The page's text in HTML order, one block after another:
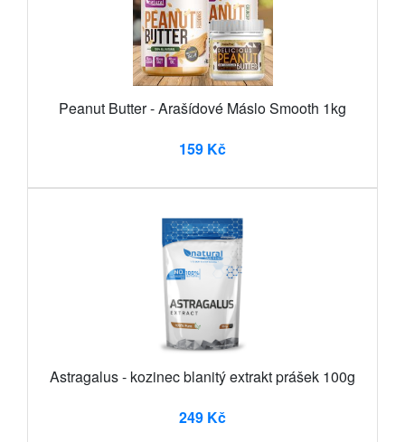
Peanut Butter - Arašídové Máslo Smooth 1kg
159 Kč
Astragalus - kozinec blanitý extrakt prášek 100g
249 Kč